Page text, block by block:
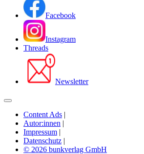
Facebook
Instagram
Threads
Newsletter
Content Ads |
Autor:innen |
Impressum |
Datenschutz |
© 2026 bunkverlag GmbH